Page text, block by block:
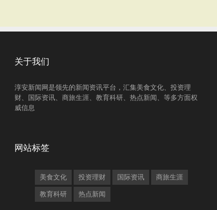
关于我们
淳安新闻网是领先的新闻资讯平台，汇集美食文化、投资理
财、国际资讯、商旅生涯、教育科研、热点新闻、等多方面权
威信息
网站标签
美食文化 投资理财 国际资讯 商旅生涯
教育科研 热点新闻